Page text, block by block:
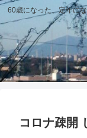
60歳になった、定年に
コロナ疎開